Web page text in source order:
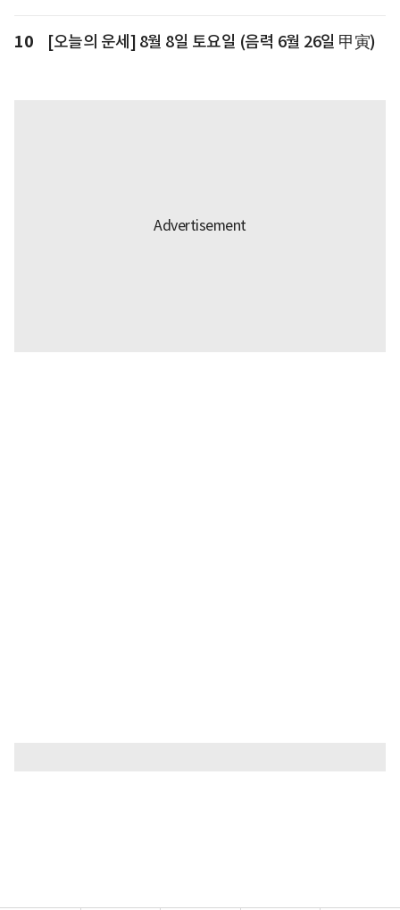
10 [오늘의 운세] 8월 8일 토요일 (음력 6월 26일 甲寅)